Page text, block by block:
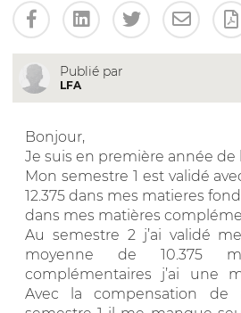
Publié par
LFA
Bonjour,
Je suis en première année de
Mon semestre 1 est validé
12.375 dans mes matieres
dans mes matières
Au semestre 2 j’ai validé
moyenne de 10.375
complémentaires j’ai une
Avec la compensation de